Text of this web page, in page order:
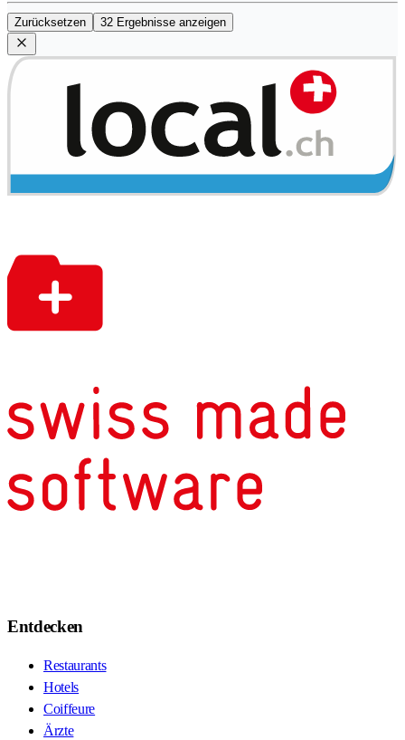
Zurücksetzen 32 Ergebnisse anzeigen
Entdecken
Restaurants
Hotels
Coiffeure
Ärzte